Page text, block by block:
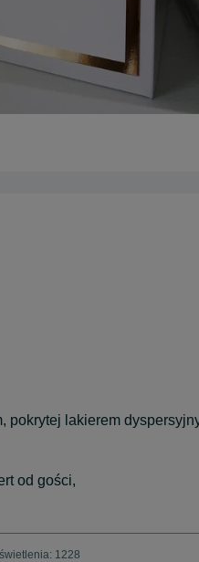
pokrytej lakierem
od gości,
1228